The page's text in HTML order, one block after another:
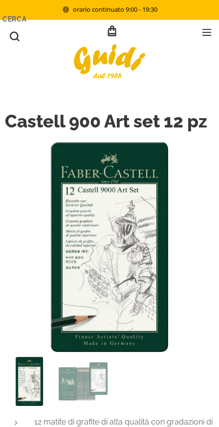
orario continuato 9:00 - 19:30
CERCA
Castell 900 Art set 12 pz
12 matite di grafite di alta qualità con gradazioni di